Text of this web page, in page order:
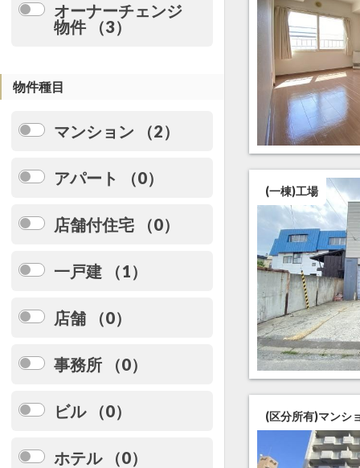
オーナーチェンジ
物件 （3）
物件種目
マンション （2）
アパート （0）
店舗付住宅 （0）
一戸建 （1）
店舗 （0）
事務所 （0）
ビル （0）
ホテル （0）
(一棟)工場
(区分所有)マンシ